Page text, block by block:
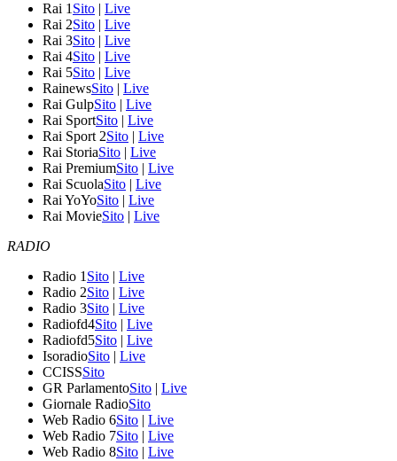
Rai 1 Sito | Live
Rai 2Sito | Live
Rai 3Sito | Live
Rai 4Sito | Live
Rai 5Sito | Live
RainewsSito | Live
Rai GulpSito | Live
Rai SportSito | Live
Rai Sport 2Sito | Live
Rai StoriaSito | Live
Rai PremiumSito | Live
Rai ScuolaSito | Live
Rai YoYoSito | Live
Rai MovieSito | Live
RADIO
Radio 1 Sito | Live
Radio 2Sito | Live
Radio 3Sito | Live
Radiofd4Sito | Live
Radiofd5Sito | Live
IsoradioSito | Live
CCISSSito
GR ParlamentoSito | Live
Giornale RadioSito
Web Radio 6Sito | Live
Web Radio 7Sito | Live
Web Radio 8Sito | Live